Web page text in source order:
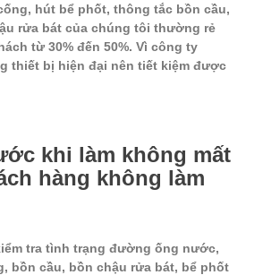
hút bể phốt, thông tắc bồn cầu,
rửa bát của chúng tôi thường rẻ
từ 30% đến 50%. Vì công ty
thiết bị hiện đại nên tiết kiệm được
khi làm không mất
hàng không làm
tra tình trạng đường ống nước,
bồn cầu, bồn chậu rửa bát, bể phốt